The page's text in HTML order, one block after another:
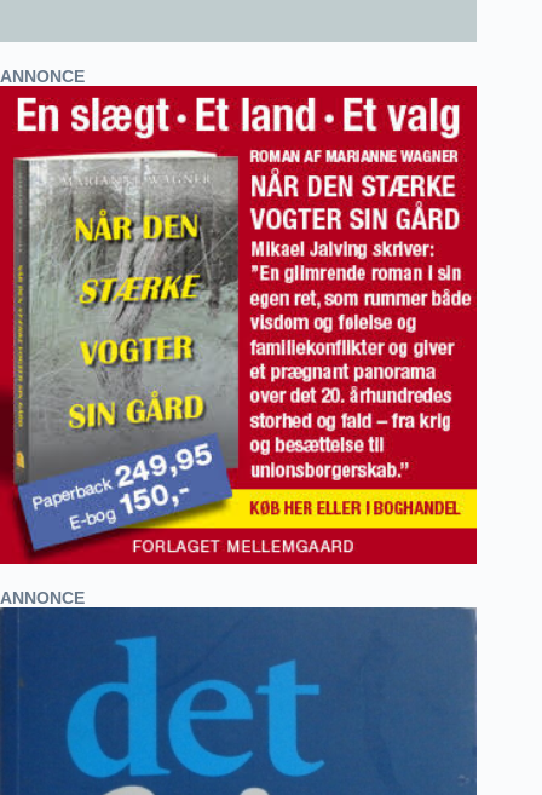
ANNONCE
ANNONCE